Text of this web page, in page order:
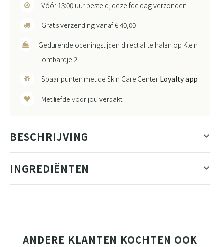
Vóór 13:00 uur besteld, dezelfde dag verzonden
Gratis verzending vanaf € 40,00
Gedurende openingstijden direct af te halen op Klein
Lombardje 2
Spaar punten met de Skin Care Center Loyalty app
Met liefde voor jou verpakt
BESCHRIJVING
INGREDIËNTEN
ANDERE KLANTEN KOCHTEN OOK